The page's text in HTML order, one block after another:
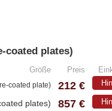
coated plates)
Größe Preis
coated plate) 212 €
plates) 857 €